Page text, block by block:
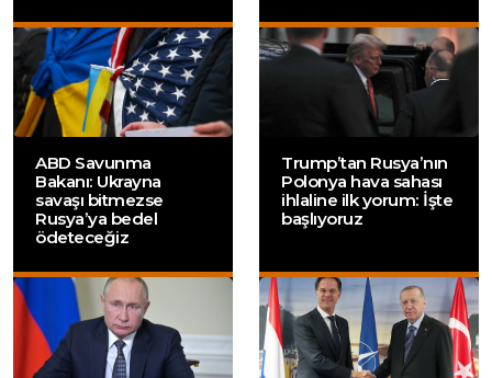
ABD Savunma
Bakanı: Ukrayna
savaşı bitmezse
Rusya’ya bedel
ödeteceğiz
Trump’tan Rusya’nın
Polonya hava sahası
ihlaline ilk yorum: İşte
başlıyoruz